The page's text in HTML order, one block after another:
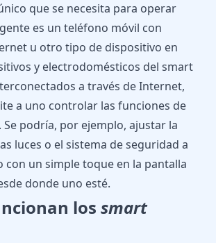
que se necesita para operar
es un teléfono móvil con
u otro tipo de dispositivo en
y electrodomésticos del smart
a través de Internet,
a uno controlar las funciones de
podría, por ejemplo, ajustar la
luces o el sistema de seguridad a
con un simple toque en la pantalla
donde uno esté.
los smart